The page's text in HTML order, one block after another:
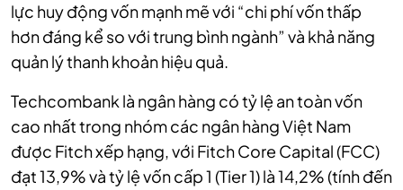
lực huy động vốn mạnh mẽ với “chi phí vốn thấp
hơn đáng kể so với trung bình ngành” và khả năng
quản lý thanh khoản hiệu quả.
Techcombank là ngân hàng có tỷ lệ an toàn vốn
cao nhất trong nhóm các ngân hàng Việt Nam
được Fitch xếp hạng, với Fitch Core Capital (FCC)
đạt 13,9% và tỷ lệ vốn cấp 1 (Tier 1) là 14,2% (tính đến